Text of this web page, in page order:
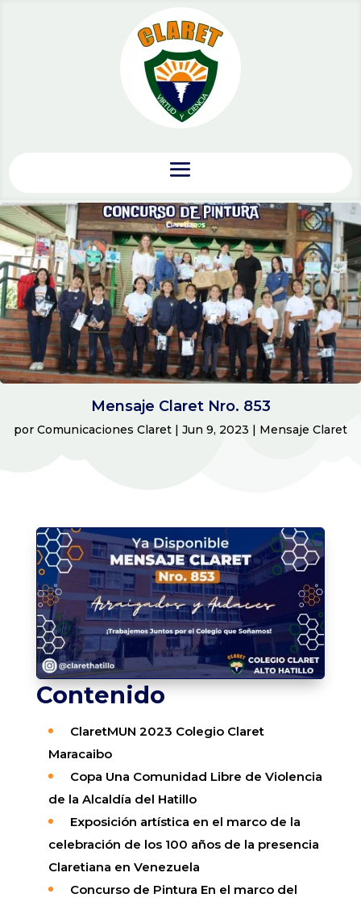
Mensaje Claret Nro. 853
por Comunicaciones Claret | Jun 9, 2023 | Mensaje Claret
Contenido
ClaretMUN 2023 Colegio Claret
Maracaibo
Copa Una Comunidad Libre de Violencia
de la Alcaldía del Hatillo
Exposición artística en el marco de la
celebración de los 100 años de la presencia
Claretiana en Venezuela
Concurso de Pintura En el marco del